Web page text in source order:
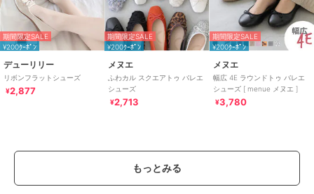
ラチナ、ブラックドット1、アイ
ボリーコンビ
サイズ 10サイズ展開
素材
エナメル素材(××E)
スエード素材(××S）
グリッター素材(GDG)
型押しPU素材(SVLZ、PY）
商品のお取り扱い方法
特徴
シューズ
期間限定SALE
¥200ｸｰﾎﾟﾝ
デューリリー
リボンフラットシューズ
¥2,877
期間限定SALE
¥200ｸｰﾎﾟﾝ
メヌエ
ふわカル スクエアトゥ バレエ
シューズ
¥2,713
期間限定SALE
¥200ｸｰﾎﾟﾝ
メヌエ
幅広 4E ラウンドトゥ バレエ
シューズ [ menue メヌエ ]
¥3,780
もっとみる